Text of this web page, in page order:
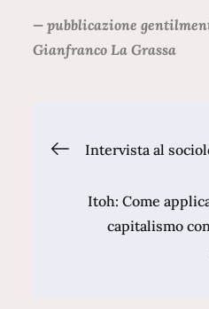
— pubblicazione
Gianfranco La Grassa
articoli
Intervista al
Itoh: Come
capitalismo